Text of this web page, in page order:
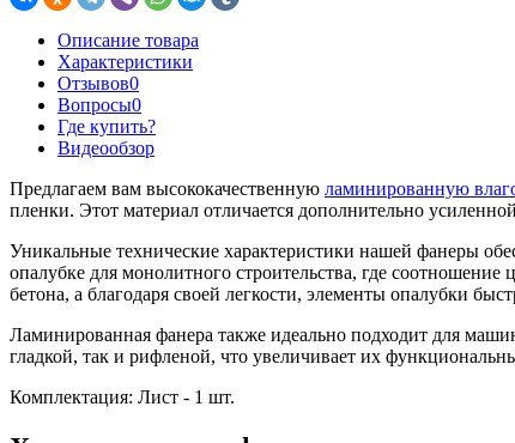
Описание товара
Характеристики
Отзывов0
Вопросы0
Где купить?
Видеообзор
Предлагаем вам высококачественную ламинированную
пленки. Этот материал отличается дополнительно
Уникальные технические характеристики нашей фанеры
опалубке для монолитного строительства, где
бетона, а благодаря своей легкости, элементы опалубки
Ламинированная фанера также идеально подходит для
гладкой, так и рифленой, что увеличивает их
Комплектация: Лист - 1 шт.